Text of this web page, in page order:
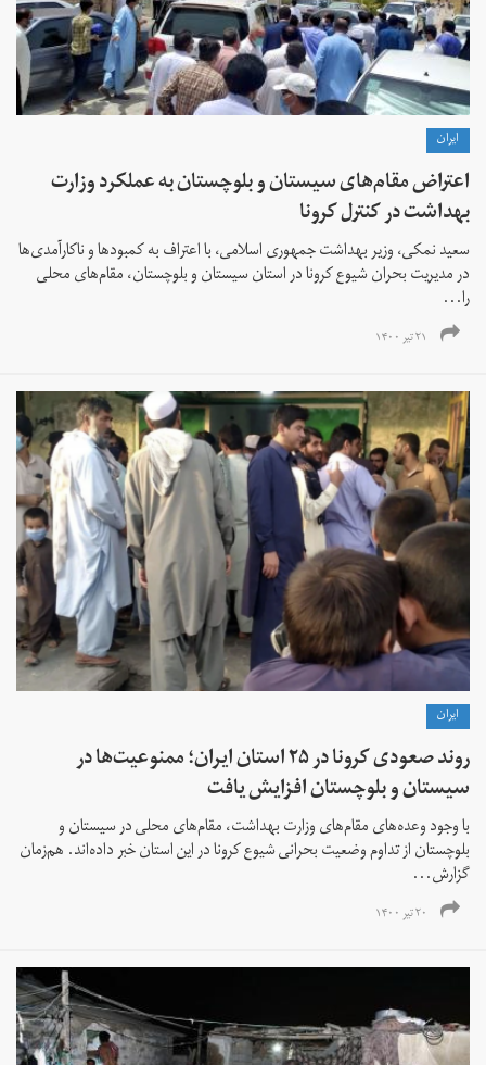
ايران
اعتراض‌ مقام‌های سیستان و بلوچستان به عملکرد وزارت
بهداشت در کنترل کرونا
سعید نمکی، وزیر بهداشت جمهوری اسلامی، با اعتراف به کمبودها و ناکارآمدی‌ها
در مدیریت بحران شیوع کرونا در استان سیستان و بلوچستان، مقام‌های محلی
را...
۲۱ تیر ۱۴۰۰
ايران
روند صعودی کرونا در ۲۵ استان ایران؛ ممنوعیت‌ها در
سیستان و بلوچستان افزایش یافت
با وجود وعده‌های مقام‌های وزارت بهداشت، مقام‌های محلی در سیستان و
بلوچستان از تداوم وضعیت بحرانی شیوع کرونا در این استان خبر داده‌اند. هم‌زمان
گزارش‌...
۲۰ تیر ۱۴۰۰